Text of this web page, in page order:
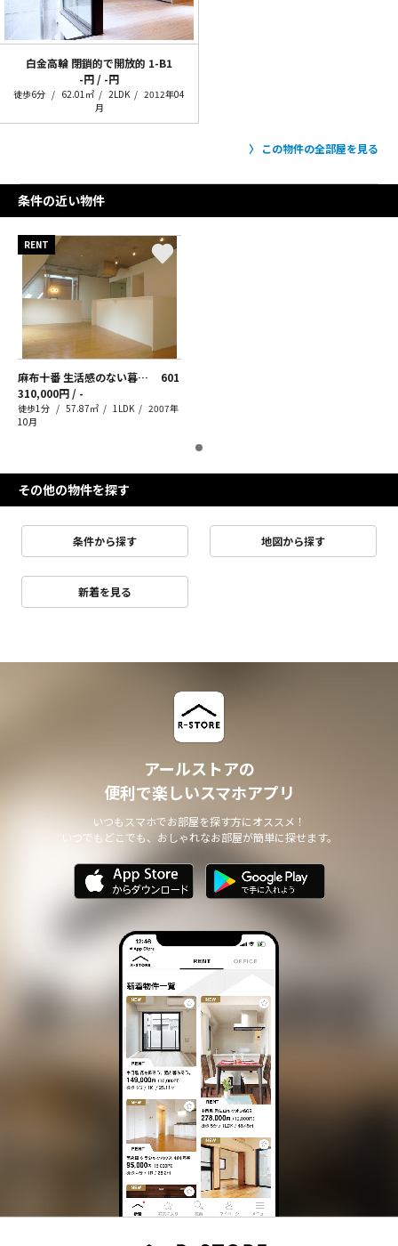
白金高輪 閉鎖的で開放的 1-B1
-円 / -円
徒歩6分 62.01㎡ 2LDK
2012年04
月
この物件の全部屋を見る
条件の近い物件
RENT
麻布十番 生活感のない暮らし
601
310,000円 / -
徒歩1分 57.87㎡ 1LDK
2007年
10月
その他の物件を探す
条件から探す 地図から探す
新着を見る
アールストアの
便利で楽しいスマホアプリ
いつもスマホでお部屋を探す方にオススメ！
いつでもどこでも、おしゃれなお部屋が簡単に探せます。